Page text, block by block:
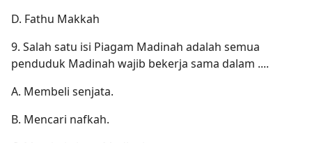
D. Fathu Makkah
9. Salah satu isi Piagam Madinah adalah semua
penduduk Madinah wajib bekerja sama dalam ....
A. Membeli senjata.
B. Mencari nafkah.